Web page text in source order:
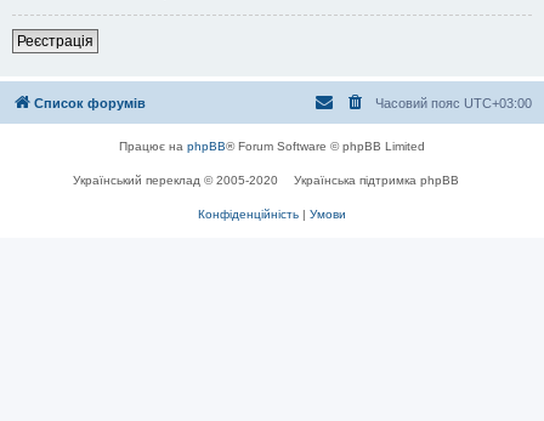
Реєстрація
Список форумів Часовий пояс UTC+03:00
Працює на phpBB® Forum Software © phpBB Limited
Український переклад © 2005-2020 Українська підтримка phpBB
Конфіденційність | Умови